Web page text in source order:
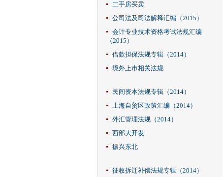
二手房买卖
公司法及司法解释汇编（2015）
会计专业技术资格考试法规汇编
（2015）
借款担保法规专辑（2014）
境外上市相关法规
民间资本法规专辑（2014）
上海自贸区政策汇编（2014）
外汇管理法规（2014）
西部大开发
振兴东北
征收拆迁补偿法规专辑（2014）